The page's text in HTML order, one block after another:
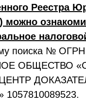
Реестра
поиска № ОГРН
ОБЩЕСТВО